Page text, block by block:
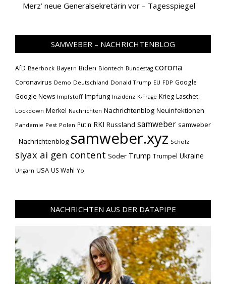
Merz’ neue Generalsekretärin vor – Tagesspiegel
SAMWEBER – NACHRICHTENBLOG
AfD Baerbock Bayern Biden Biontech Bundestag corona
Coronavirus Demo Deutschland Donald Trump EU FDP Google
Google News Impfstoff Impfung Inzidenz K-Frage Krieg Laschet
Lockdown Merkel Nachrichten Nachrichtenblog Neuinfektionen
Pandemie Pest Polen Putin RKI Russland samweber samweber
- Nachrichtenblog samweber.xyz Scholz
siyax ai gen content Söder Trump Trumpel Ukraine
Ungarn USA US Wahl Yo
NACHRICHTEN AUS DER DATAPIPE